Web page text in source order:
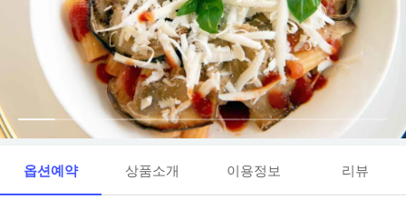
옵션예약 상품소개 이용정보 리뷰